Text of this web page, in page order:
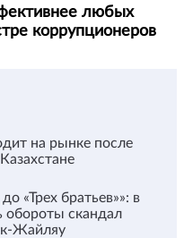
любых
коррупционеров
на рынке после
«Трех братьев»»: в
обороты скандал
Жайляу